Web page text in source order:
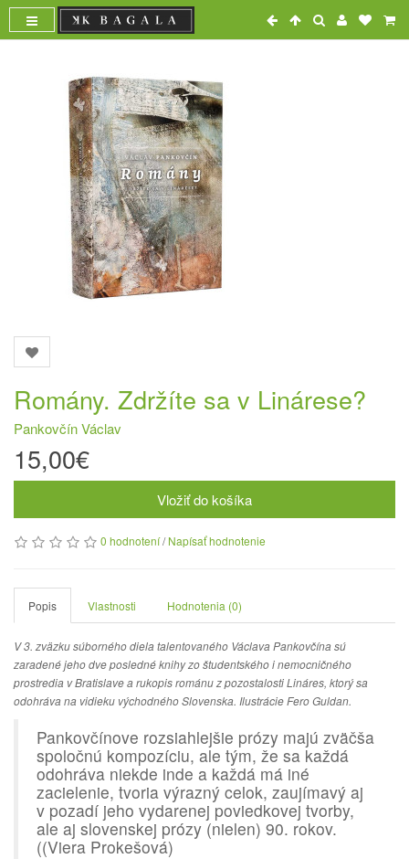
Romány. Zdržíte sa v Linárese?
Pankovčín Václav
15,00€
Vložiť do košíka
0 hodnotení/Napísať hodnotenie
Popis Vlastnosti Hodnotenia (0)
V 3. zväzku súborného diela talentovaného Václava Pankovčína sú
zaradené jeho dve posledné knihy zo študentského i nemocničného
prostredia v Bratislave a rukopis románu z pozostalosti Lináres, ktorý sa
odohráva na vidieku východného Slovenska. Ilustrácie Fero Guldan.
Pankovčínove rozsiahlejšie prózy majú zväčša
spoločnú kompozíciu, ale tým, že sa každá
odohráva niekde inde a každá má iné
zacielenie, tvoria výrazný celok, zaujímavý aj
v pozadí jeho vydarenej poviedkovej tvorby,
ale aj slovenskej prózy (nielen) 90. rokov.
((Viera Prokešová)